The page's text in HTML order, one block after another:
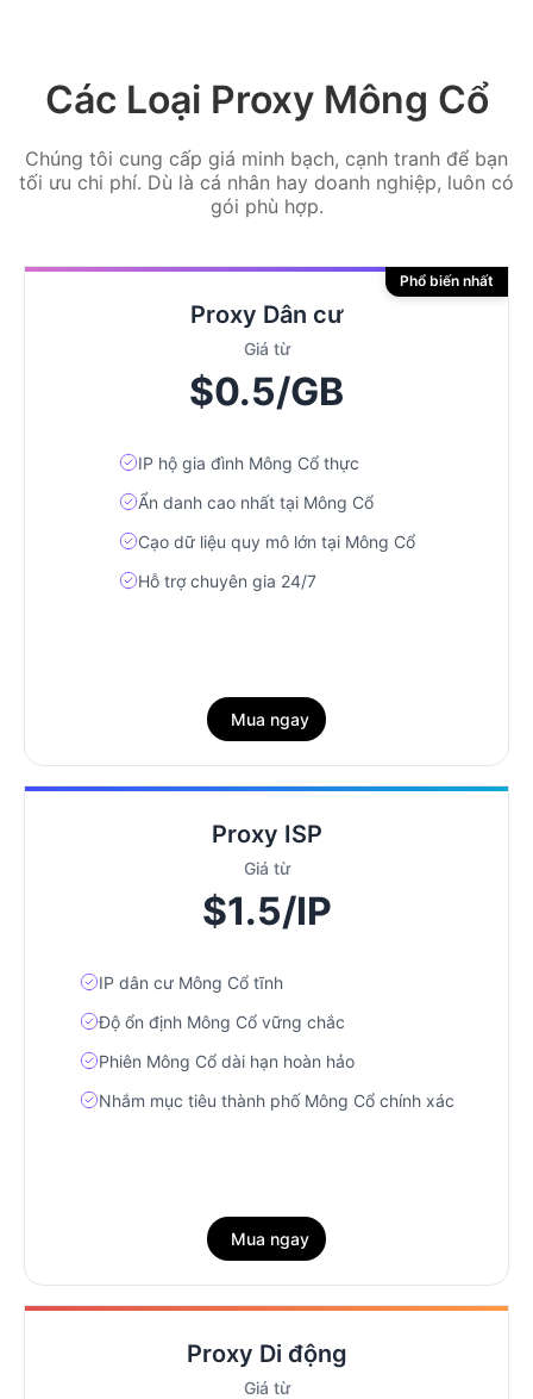
Các Loại Proxy Mông Cổ
Chúng tôi cung cấp giá minh bạch, cạnh tranh để bạn
tối ưu chi phí. Dù là cá nhân hay doanh nghiệp, luôn có
gói phù hợp.
Proxy Dân cư
Giá từ
$0.5/GB
IP hộ gia đình Mông Cổ thực
Ẩn danh cao nhất tại Mông Cổ
Cạo dữ liệu quy mô lớn tại Mông Cổ
Hỗ trợ chuyên gia 24/7
Phổ biến nhất
Mua ngay
Proxy ISP
Giá từ
$1.5/IP
IP dân cư Mông Cổ tĩnh
Độ ổn định Mông Cổ vững chắc
Phiên Mông Cổ dài hạn hoàn hảo
Nhắm mục tiêu thành phố Mông Cổ chính xác
Mua ngay
Proxy Di động
Giá từ